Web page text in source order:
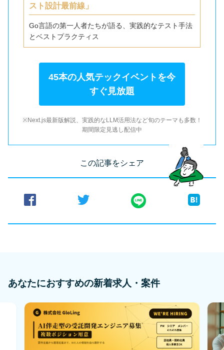
スト設計最前線」
Go言語の第一人者たちが語る、実践的なテスト手法
とベストプラクティス
45本の人気テックイベントを今
すぐ見放題
※Next.js最新版解説、実践的なLLM活用法など旬のテーマも多数！
期間限定見逃し配信中
この記事をシェア
あなたにおすすめの新着求人・案件